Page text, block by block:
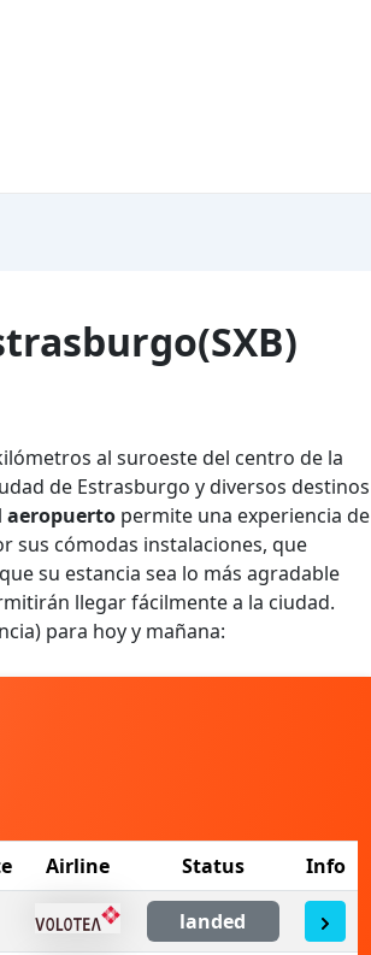
al suroeste del centro de la
de Estrasburgo y diversos destinos
aeropuerto permite una experiencia de
sus cómodas instalaciones, que
su estancia sea lo más agradable
llegar fácilmente a la ciudad.
para hoy y mañana:
Airline Status
Info
landed